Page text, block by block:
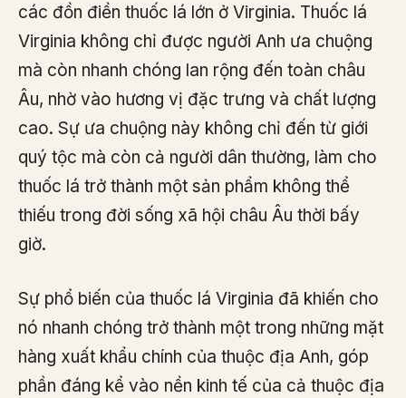
các đồn điền thuốc lá lớn ở Virginia. Thuốc lá
Virginia không chỉ được người Anh ưa chuộng
mà còn nhanh chóng lan rộng đến toàn châu
Âu, nhờ vào hương vị đặc trưng và chất lượng
cao. Sự ưa chuộng này không chỉ đến từ giới
quý tộc mà còn cả người dân thường, làm cho
thuốc lá trở thành một sản phẩm không thể
thiếu trong đời sống xã hội châu Âu thời bấy
giờ.
Sự phổ biến của thuốc lá Virginia đã khiến cho
nó nhanh chóng trở thành một trong những mặt
hàng xuất khẩu chính của thuộc địa Anh, góp
phần đáng kể vào nền kinh tế của cả thuộc địa